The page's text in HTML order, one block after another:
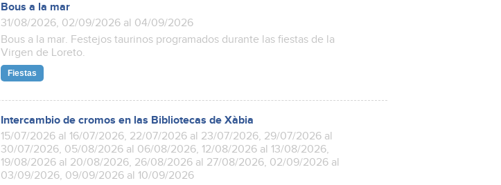
Bous a la mar
31/08/2026, 02/09/2026 al 04/09/2026
Bous a la mar. Festejos taurinos programados durante las fiestas de la
Virgen de Loreto.
Fiestas
Intercambio de cromos en las Bibliotecas de Xàbia
15/07/2026 al 16/07/2026, 22/07/2026 al 23/07/2026, 29/07/2026 al
30/07/2026, 05/08/2026 al 06/08/2026, 12/08/2026 al 13/08/2026,
19/08/2026 al 20/08/2026, 26/08/2026 al 27/08/2026, 02/09/2026 al
03/09/2026, 09/09/2026 al 10/09/2026